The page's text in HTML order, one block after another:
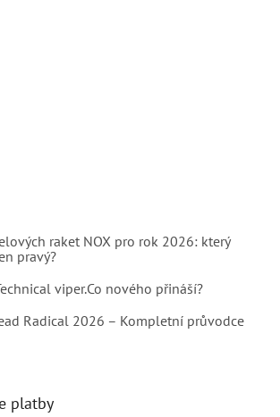
raket NOX pro rok 2026: který
pravý?
viper.Co nového přináší?
Radical 2026 – Kompletní průvodce
platby